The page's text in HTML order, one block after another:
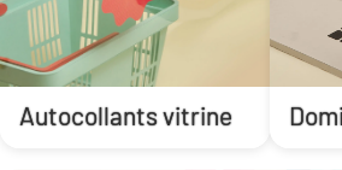
Autocollants vitrine